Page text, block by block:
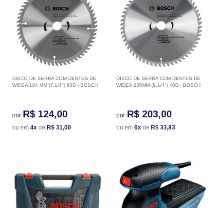
DISCO DE SERRA COM DENTES DE
WIDEA 184 MM (7.1/4'') 60D - BOSCH
por R$ 124,00
ou em 4x de R$ 31,00
DISCO DE SERRA COM DENTES DE
WIDEA 235MM (9.1/4") 40D - BOSCH
por R$ 203,00
ou em 6x de R$ 33,83